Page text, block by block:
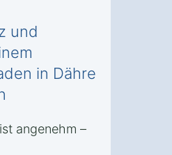
und
in Dähre
angenehm –